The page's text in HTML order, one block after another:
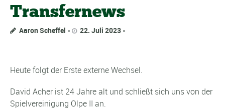
Transfernews
Aaron Scheffel 22. Juli 2023
Heute folgt der Erste externe Wechsel.
David Acher ist 24 Jahre alt und schließt sich uns von der
Spielvereinigung Olpe II an.